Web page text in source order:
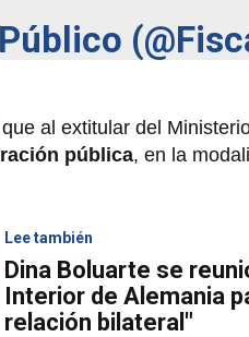
al extitular del
pública, en la
Lee también
Dina Boluarte se
Interior de Alemania
relación bilateral"